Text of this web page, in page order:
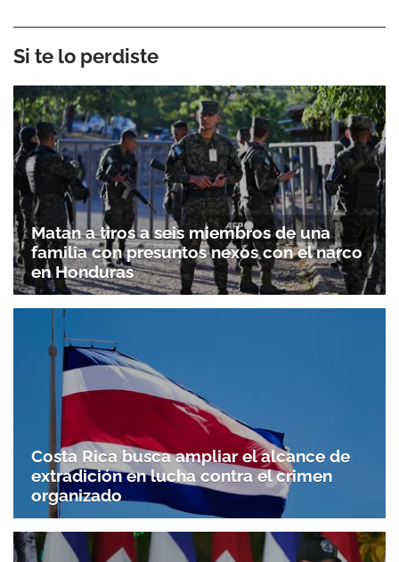
Si te lo perdiste
Matan a tiros a seis miembros de una
familia con presuntos nexos con el narco
en Honduras
Costa Rica busca ampliar el alcance de
extradición en lucha contra el crimen
organizado